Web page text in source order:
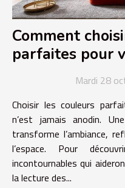
Comment
parfaites pour
Mardi 28
Choisir les couleurs
n’est jamais anodin.
transforme l’ambiance,
l’espace. Pour
incontournables qui
la lecture des...